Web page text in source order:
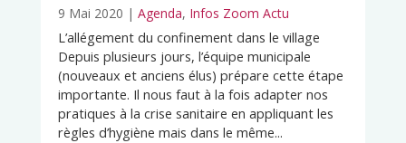
9 Mai 2020 | Agenda, Infos Zoom Actu
L’allégement du confinement dans le village
Depuis plusieurs jours, l’équipe municipale
(nouveaux et anciens élus) prépare cette étape
importante. Il nous faut à la fois adapter nos
pratiques à la crise sanitaire en appliquant les
règles d’hygiène mais dans le même...